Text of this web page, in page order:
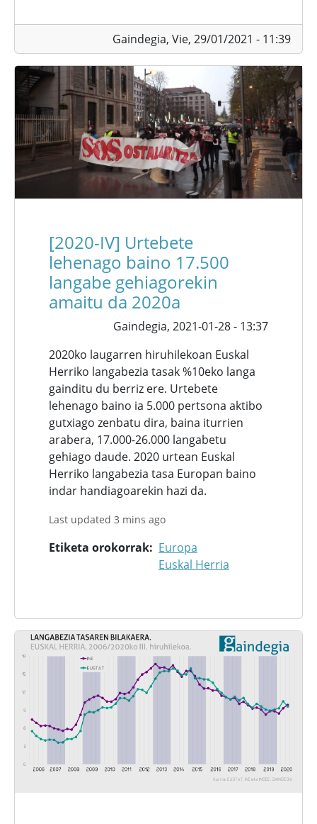
Gaindegia, Vie, 29/01/2021 - 11:39
[2020-IV] Urtebete
lehenago baino 17.500
langabe gehiagorekin
amaitu da 2020a
Gaindegia, 2021-01-28 - 13:37
2020ko laugarren hiruhilekoan Euskal
Herriko langabezia tasak %10eko langa
gainditu du berriz ere. Urtebete
lehenago baino ia 5.000 pertsona aktibo
gutxiago zenbatu dira, baina iturrien
arabera, 17.000-26.000 langabetu
gehiago daude. 2020 urtean Euskal
Herriko langabezia tasa Europan baino
indar handiagoarekin hazi da.
Last updated 3 mins ago
Etiketa orokorrak
Europa
Euskal Herria